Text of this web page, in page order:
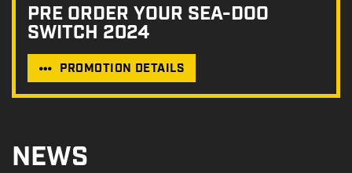
PRE ORDER YOUR SEA-DOO
SWITCH 2024
PROMOTION DETAILS
NEWS